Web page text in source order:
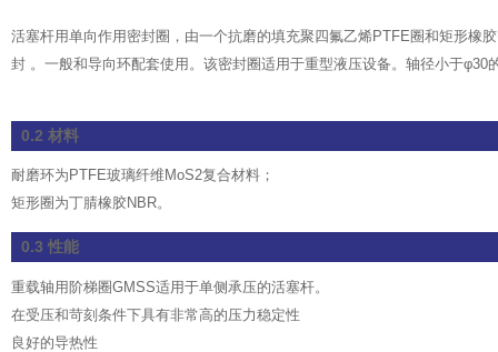
活塞杆用单向作用密封圈，由一个抗磨的填充聚四氟乙烯PTFE圈和矩形橡
封 。一般和导向环配套使用。该密封圈适用于重型液压设备。轴径小于φ30
0.2 材料
耐磨环为PTFE玻璃纤维MoS2复合材料；
矩形圈为丁腈橡胶NBR。
0.3 性能
重载轴用阶梯圈GMSS适用于单侧承压的活塞杆。
在受压和苛刻条件下具有非常高的压力稳定性
良好的导热性